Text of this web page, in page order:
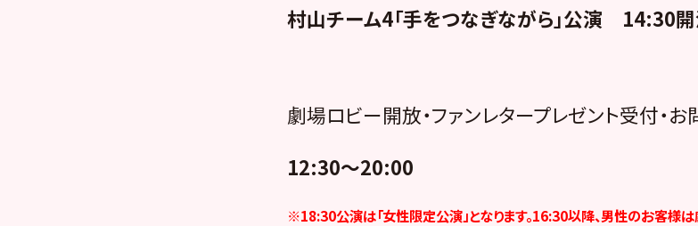
村山チーム4「手をつなぎながら」公演 14:30
劇場ロビー開放・ファンレタープレゼント受付・
12:30～20:00
※18:30公演は「女性限定公演」となります。16:30以降、男性のお客様